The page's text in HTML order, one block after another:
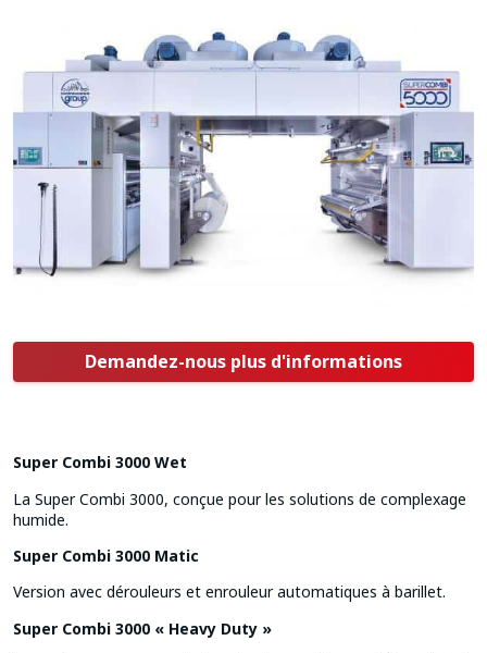
Demandez-nous plus d'informations
Super Combi 3000 Wet
La Super Combi 3000, conçue pour les solutions de complexage
humide.
Super Combi 3000 Matic
Version avec dérouleurs et enrouleur automatiques à barillet.
Super Combi 3000 « Heavy Duty »